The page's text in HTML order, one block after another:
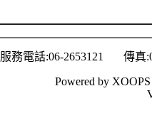
服務電話:06-2653121 傳真
Powered by